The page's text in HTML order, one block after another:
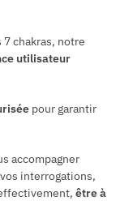
chakras, notre
utilisateur
pour garantir
accompagner
interrogations,
être à